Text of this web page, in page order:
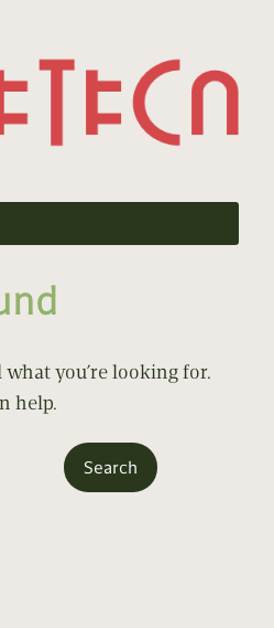
what you’re looking for.
help.